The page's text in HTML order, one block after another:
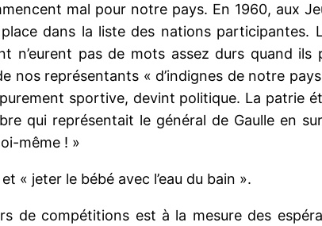
mal pour notre pays. En 1960, aux
dans la liste des nations participantes.
n’eurent pas de mots assez durs quand
nos représentants « d’indignes de notre
sportive, devint politique. La patrie
qui représentait le général de Gaulle en
même ! »
« jeter le bébé avec l’eau du bain ».
de compétitions est à la mesure des